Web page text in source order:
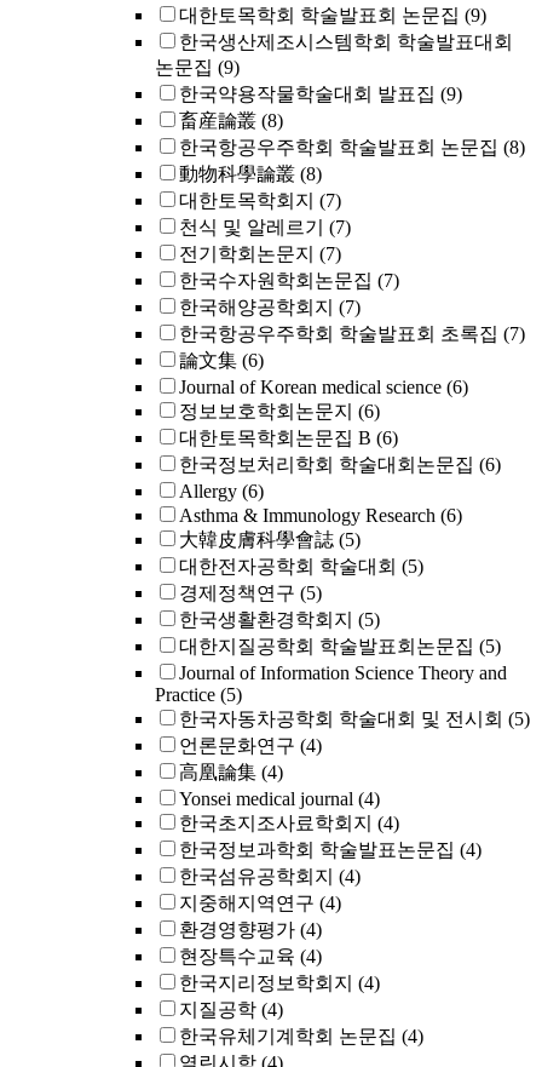
대한토목학회 학술발표회 논문집 (9)
한국생산제조시스템학회 학술발표대회
논문집 (9)
한국약용작물학술대회 발표집 (9)
畜産論叢 (8)
한국항공우주학회 학술발표회 논문집 (8)
動物科學論叢 (8)
대한토목학회지 (7)
천식 및 알레르기
(7)
전기학회논문지 (7)
한국수자원학회논문집 (7)
한국해양공학회지 (7)
한국항공우주학회 학술발표회 초록집 (7)
論文集 (6)
Journal of Korean medical science (6)
정보보호학회논문지 (6)
대한토목학회논문집 B (6)
한국정보처리학회 학술대회논문집 (6)
Allergy (6)
Asthma & Immunology Research (6)
大韓皮膚科學會誌 (5)
대한전자공학회 학술대회 (5)
경제정책연구 (5)
한국생활환경학회지 (5)
대한지질공학회 학술발표회논문집 (5)
Journal of Information Science Theory and
Practice (5)
한국자동차공학회 학술대회 및 전시회 (5)
언론문화연구 (4)
高凰論集 (4)
Yonsei medical journal (4)
한국초지조사료학회지 (4)
한국정보과학회 학술발표논문집 (4)
한국섬유공학회지 (4)
지중해지역연구 (4)
환경영향평가 (4)
현장특수교육 (4)
한국지리정보학회지 (4)
지질공학 (4)
한국유체기계학회 논문집 (4)
열린시학 (4)